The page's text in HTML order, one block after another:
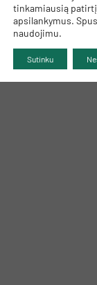
tinkamiausią
apsilankymus.
naudojimu.
Sutinku